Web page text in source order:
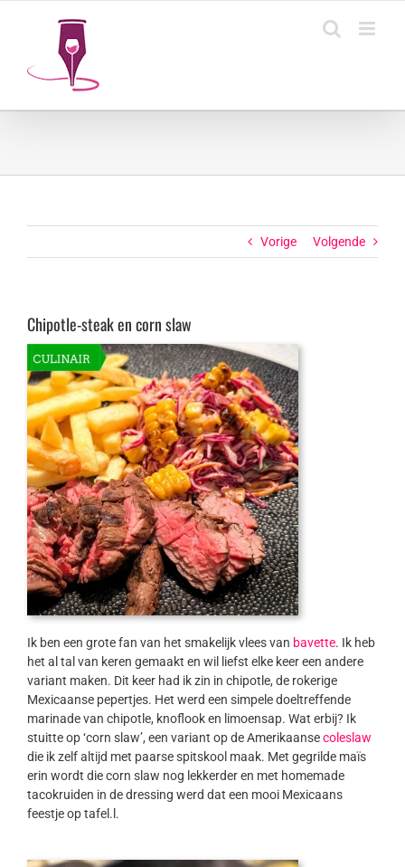
Vorige Volgende
Chipotle-steak en corn slaw
Ik ben een grote fan van het smakelijk vlees van bavette. Ik heb
het al tal van keren gemaakt en wil liefst elke keer een andere
variant maken. Dit keer had ik zin in chipotle, de rokerige
Mexicaanse pepertjes. Het werd een simpele doeltreffende
marinade van chipotle, knoflook en limoensap. Wat erbij? Ik
stuitte op ‘corn slaw’, een variant op de Amerikaansecoleslaw
die ik zelf altijd met paarse spitskool maak. Met gegrilde maïs
erin wordt die corn slaw nog lekkerder en met homemade
tacokruiden in de dressing werd dat een mooi Mexicaans
feestje op tafel.l.